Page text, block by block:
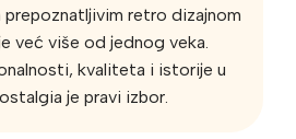
prepoznatljivim retro dizajnom
već više od jednog veka.
kvaliteta i istorije u
je pravi izbor.